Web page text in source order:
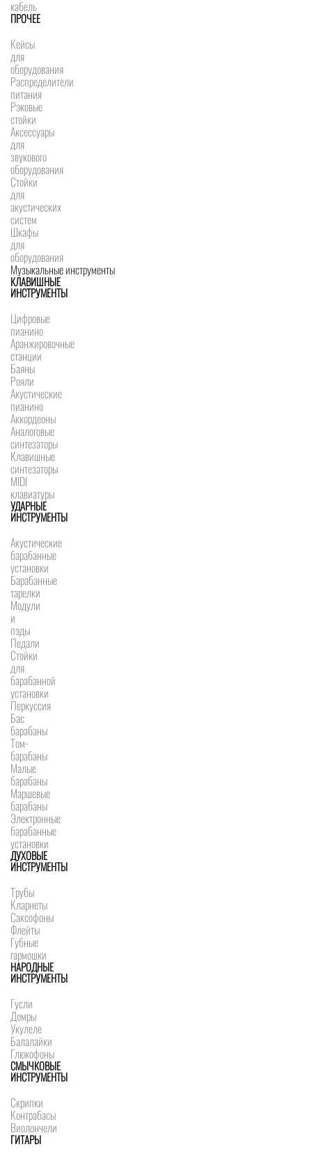
кабель
ПРОЧЕЕ
Кейсы
для
оборудования
Распределители
питания
Рэковые
стойки
Аксессуары
для
звукового
оборудования
Стойки
для
акустических
систем
Шкафы
для
оборудования
Музыкальные инструменты
КЛАВИШНЫЕ
ИНСТРУМЕНТЫ
Цифровые
пианино
Аранжировочные
станции
Баяны
Рояли
Акустические
пианино
Аккордеоны
Аналоговые
синтезаторы
Клавишные
синтезаторы
MIDI
клавиатуры
УДАРНЫЕ
ИНСТРУМЕНТЫ
Акустические
барабанные
установки
Барабанные
тарелки
Модули
и
пэды
Педали
Стойки
для
барабанной
установки
Перкуссия
Бас
барабаны
Том-
барабаны
Малые
барабаны
Маршевые
барабаны
Электронные
барабанные
установки
ДУХОВЫЕ
ИНСТРУМЕНТЫ
Трубы
Кларнеты
Саксофоны
Флейты
Губные
гармошки
НАРОДНЫЕ
ИНСТРУМЕНТЫ
Гусли
Домры
Укулеле
Балалайки
Глюкофоны
СМЫЧКОВЫЕ
ИНСТРУМЕНТЫ
Скрипки
Контрабасы
Виолончели
ГИТАРЫ